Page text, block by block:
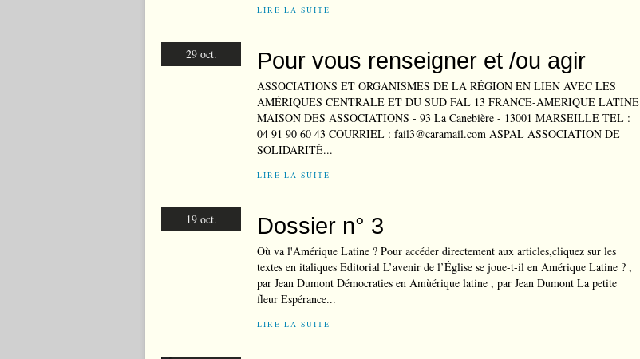
LIRE LA SUITE
29 oct. Pour vous renseigner et /ou agir
ASSOCIATIONS ET ORGANISMES DE LA RÉGION EN LIEN AVEC LES
AMÉRIQUES CENTRALE ET DU SUD FAL 13 FRANCE-AMERIQUE LATINE
MAISON DES ASSOCIATIONS - 93 La Canebière - 13001 MARSEILLE TEL :
04 91 90 60 43 COURRIEL : fail3@caramail.com ASPAL ASSOCIATION DE
SOLIDARITÉ...
LIRE LA SUITE
19 oct. Dossier n° 3
Où va l'Amérique Latine ? Pour accéder directement aux articles,cliquez sur les
textes en italiques Editorial L’avenir de l’Église se joue-t-il en Amérique Latine ? ,
par Jean Dumont Démocraties en Amùérique latine , par Jean Dumont La petite
fleur Espérance...
LIRE LA SUITE